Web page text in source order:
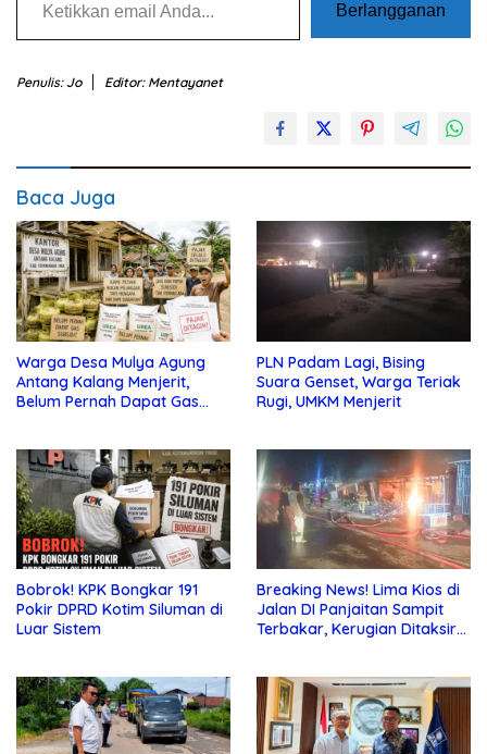
Berlangganan
Penulis: Jo Editor: Mentayanet
Baca Juga
Warga Desa Mulya Agung
Antang Kalang Menjerit,
Belum Pernah Dapat Gas
PLN Padam Lagi, Bising
Suara Genset, Warga Teriak
Rugi, UMKM Menjerit
Bobrok! KPK Bongkar 191
Pokir DPRD Kotim Siluman di
Luar Sistem
Breaking News! Lima Kios di
Jalan DI Panjaitan Sampit
Terbakar, Kerugian Ditaksir